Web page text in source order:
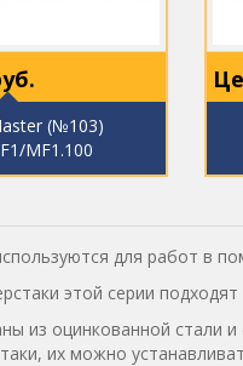
(№103)
MF1.100
для работ в
этой серии
из оцинкованной стали
их можно